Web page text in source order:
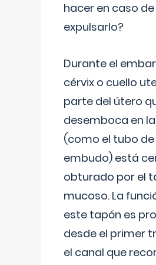
hacer en caso de
expulsarlo?
Durante el
cérvix o cuello
parte del útero
desemboca en
(como el tubo de
embudo) está
obturado por el
mucoso. La
este tapón es
desde el primer
el canal que